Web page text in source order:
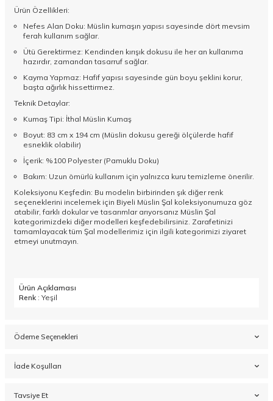
Ürün Özellikleri:
Nefes Alan Doku: Müslin kumaşın yapısı sayesinde dört mevsim
ferah kullanım sağlar.
Ütü Gerektirmez: Kendinden kırışık dokusu ile her an kullanıma
hazırdır, zamandan tasarruf sağlar.
Kayma Yapmaz: Hafif yapısı sayesinde gün boyu şeklini korur,
başta ağırlık hissettirmez.
Teknik Detaylar:
Kumaş Tipi: İthal Müslin Kumaş
Boyut: 83 cm x 194 cm (Müslin dokusu gereği ölçülerde hafif
esneklik olabilir)
İçerik: %100 Polyester (Pamuklu Doku)
Bakım: Uzun ömürlü kullanım için yalnızca kuru temizleme önerilir.
Koleksiyonu Keşfedin: Bu modelin birbirinden şık diğer renk
seçeneklerini incelemek için Biyeli Müslin Şal koleksiyonumuza göz
atabilir, farklı dokular ve tasarımlar arıyorsanız Müslin Şal
kategorimizdeki diğer modelleri keşfedebilirsiniz. Zarafetinizi
tamamlayacak tüm Şal modellerimiz için ilgili kategorimizi ziyaret
etmeyi unutmayın.
Ürün Açıklaması
Renk : Yeşil
Ödeme Seçenekleri
İade Koşulları
Tavsiye Et